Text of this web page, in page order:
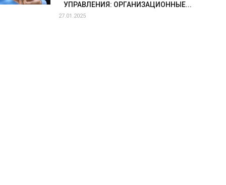
УПРАВЛЕНИЯ: ОРГАНИЗАЦИОННЫЕ...
27.01.2025